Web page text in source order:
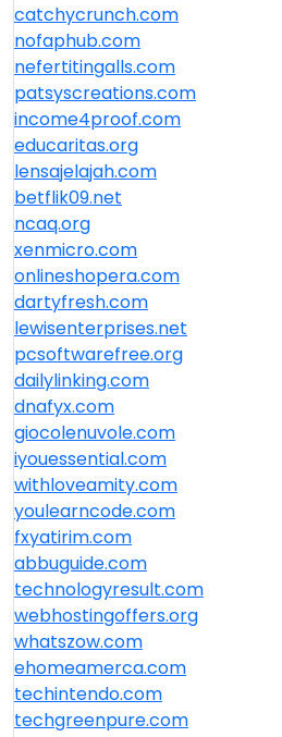
catchycrunch.com
nofaphub.com
nefertitingalls.com
patsyscreations.com
income4proof.com
educaritas.org
lensajelajah.com
betflik09.net
ncaq.org
xenmicro.com
onlineshopera.com
dartyfresh.com
lewisenterprises.net
pcsoftwarefree.org
dailylinking.com
dnafyx.com
giocolenuvole.com
iyouessential.com
withloveamity.com
youlearncode.com
fxyatirim.com
abbuguide.com
technologyresult.com
webhostingoffers.org
whatszow.com
ehomeamerca.com
techintendo.com
techgreenpure.com